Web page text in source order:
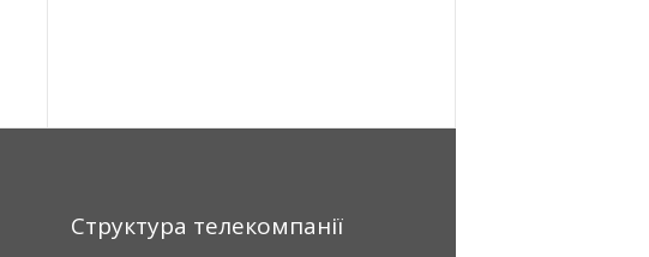
Структура телекомпанії